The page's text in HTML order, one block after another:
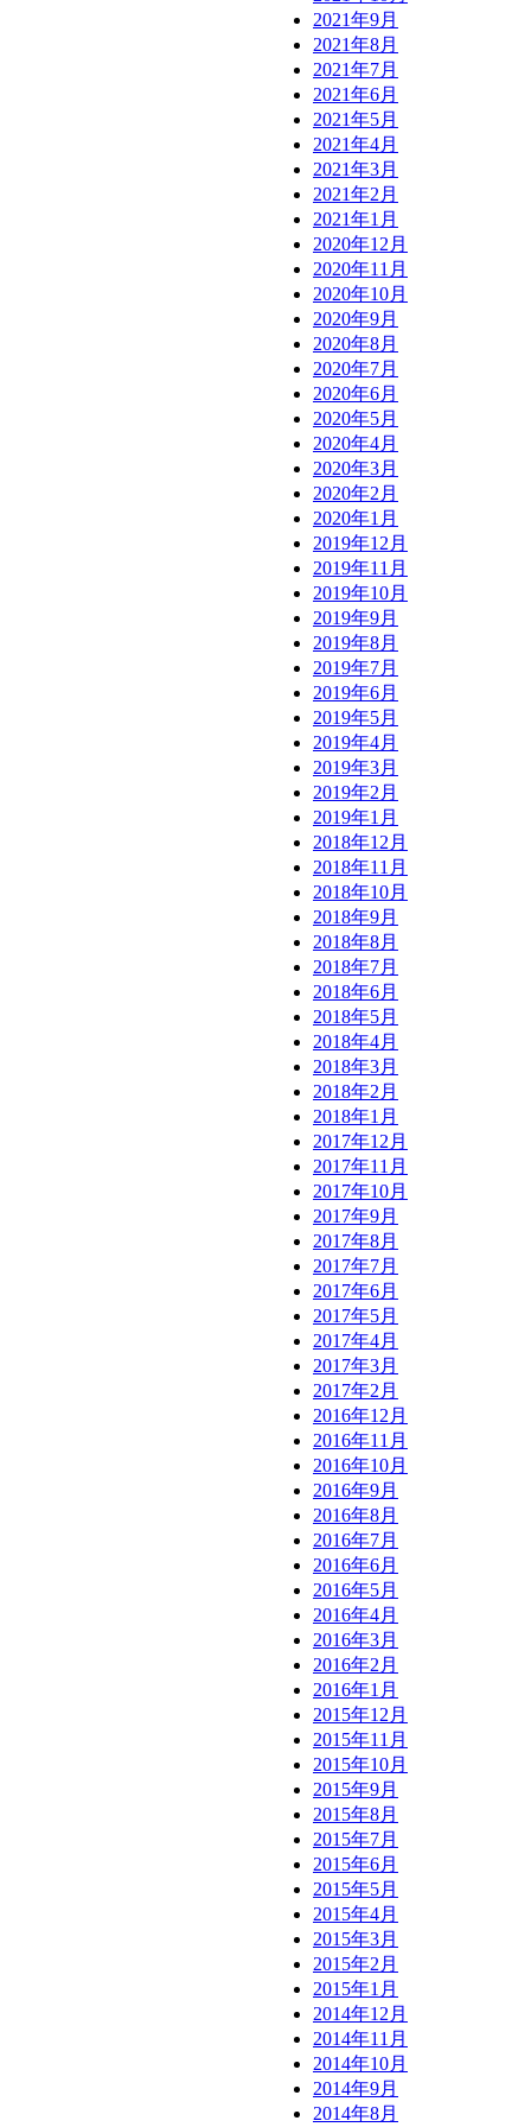
2021年9月
2021年8月
2021年7月
2021年6月
2021年5月
2021年4月
2021年3月
2021年2月
2021年1月
2020年12月
2020年11月
2020年10月
2020年9月
2020年8月
2020年7月
2020年6月
2020年5月
2020年4月
2020年3月
2020年2月
2020年1月
2019年12月
2019年11月
2019年10月
2019年9月
2019年8月
2019年7月
2019年6月
2019年5月
2019年4月
2019年3月
2019年2月
2019年1月
2018年12月
2018年11月
2018年10月
2018年9月
2018年8月
2018年7月
2018年6月
2018年5月
2018年4月
2018年3月
2018年2月
2018年1月
2017年12月
2017年11月
2017年10月
2017年9月
2017年8月
2017年7月
2017年6月
2017年5月
2017年4月
2017年3月
2017年2月
2016年12月
2016年11月
2016年10月
2016年9月
2016年8月
2016年7月
2016年6月
2016年5月
2016年4月
2016年3月
2016年2月
2016年1月
2015年12月
2015年11月
2015年10月
2015年9月
2015年8月
2015年7月
2015年6月
2015年5月
2015年4月
2015年3月
2015年2月
2015年1月
2014年12月
2014年11月
2014年10月
2014年9月
2014年8月